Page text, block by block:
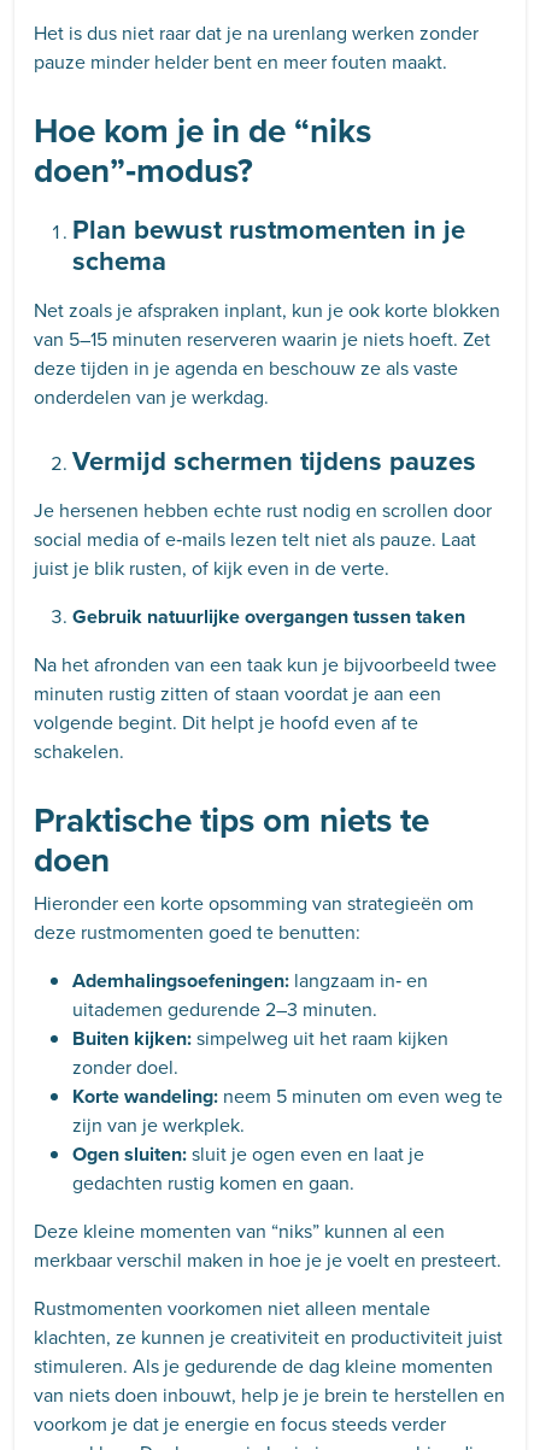
Het is dus niet raar dat je na urenlang werken zonder
pauze minder helder bent en meer fouten maakt.
Hoe kom je in de “niks
doen”‑modus?
Plan bewust rustmomenten in je
schema
Net zoals je afspraken inplant, kun je ook korte blokken
van 5–15 minuten reserveren waarin je niets hoeft. Zet
deze tijden in je agenda en beschouw ze als vaste
onderdelen van je werkdag.
Vermijd schermen tijdens pauzes
Je hersenen hebben echte rust nodig en scrollen door
social media of e‑mails lezen telt niet als pauze. Laat
juist je blik rusten, of kijk even in de verte.
Gebruik natuurlijke overgangen tussen taken
Na het afronden van een taak kun je bijvoorbeeld twee
minuten rustig zitten of staan voordat je aan een
volgende begint. Dit helpt je hoofd even af te
schakelen.
Praktische tips om niets te
doen
Hieronder een korte opsomming van strategieën om
deze rustmomenten goed te benutten:
Ademhalingsoefeningen: langzaam in‑ en
uitademen gedurende 2–3 minuten.
Buiten kijken:simpelweg uit het raam kijken
zonder doel.
Korte wandeling: neem 5 minuten om even weg te
zijn van je werkplek.
Ogen sluiten:sluit je ogen even en laat je
gedachten rustig komen en gaan.
Deze kleine momenten van “niks” kunnen al een
merkbaar verschil maken in hoe je je voelt en presteert.
Rustmomenten voorkomen niet alleen mentale
klachten, ze kunnen je creativiteit en productiviteit juist
stimuleren. Als je gedurende de dag kleine momenten
van niets doen inbouwt, help je je brein te herstellen en
voorkom je dat je energie en focus steeds verder